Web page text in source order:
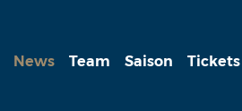
News Team Saison Tickets